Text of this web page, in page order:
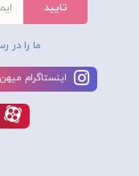
ما را در
اينستاگرام